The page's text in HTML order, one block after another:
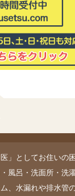
」としてお住いの
風呂・洗面所・洗
、水漏れや排水管